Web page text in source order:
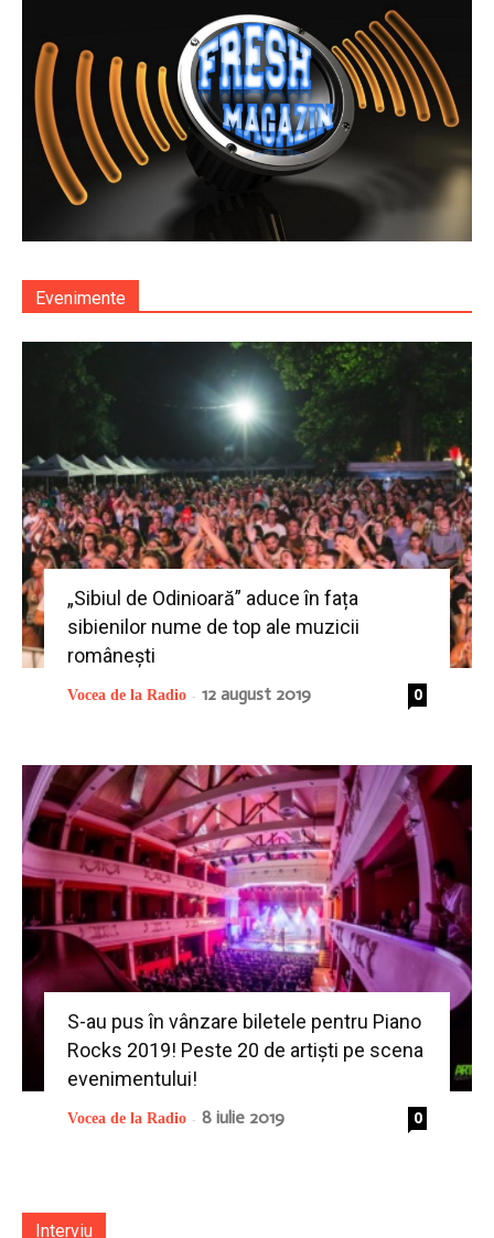
Evenimente
„Sibiul de Odinioară” aduce în fața
sibienilor nume de top ale muzicii
românești
Vocea de la Radio - 12 august 2019 0
S-au pus în vânzare biletele pentru Piano
Rocks 2019! Peste 20 de artiști pe scena
evenimentului!
Vocea de la Radio - 8 iulie 2019 0
Interviu